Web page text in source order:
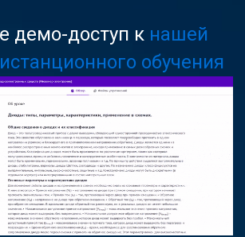
демо-доступ к нашей
обучения